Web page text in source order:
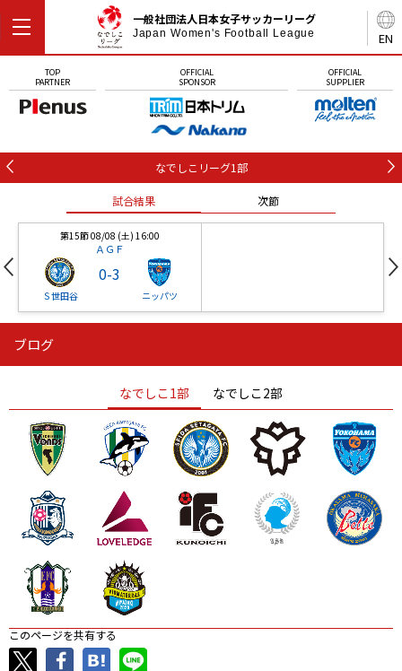
EN
一般社団法人日本女子サッカーリーグ
Japan Women's Football League
TOP
PARTNER
OFFICIAL
SPONSOR
OFFICIAL
SUPPLIER
なでしこリーグ1部
試合結果 次節
第15節 08/08 (土) 16:00
ＡＧＦ
Ｓ世田谷
0-3
ニッパツ
ニッパツ
ニッパツ 名古屋
石人の星
静岡 愛媛Ｌ
ブログ
なでしこ1部 なでしこ2部
このページを共有する